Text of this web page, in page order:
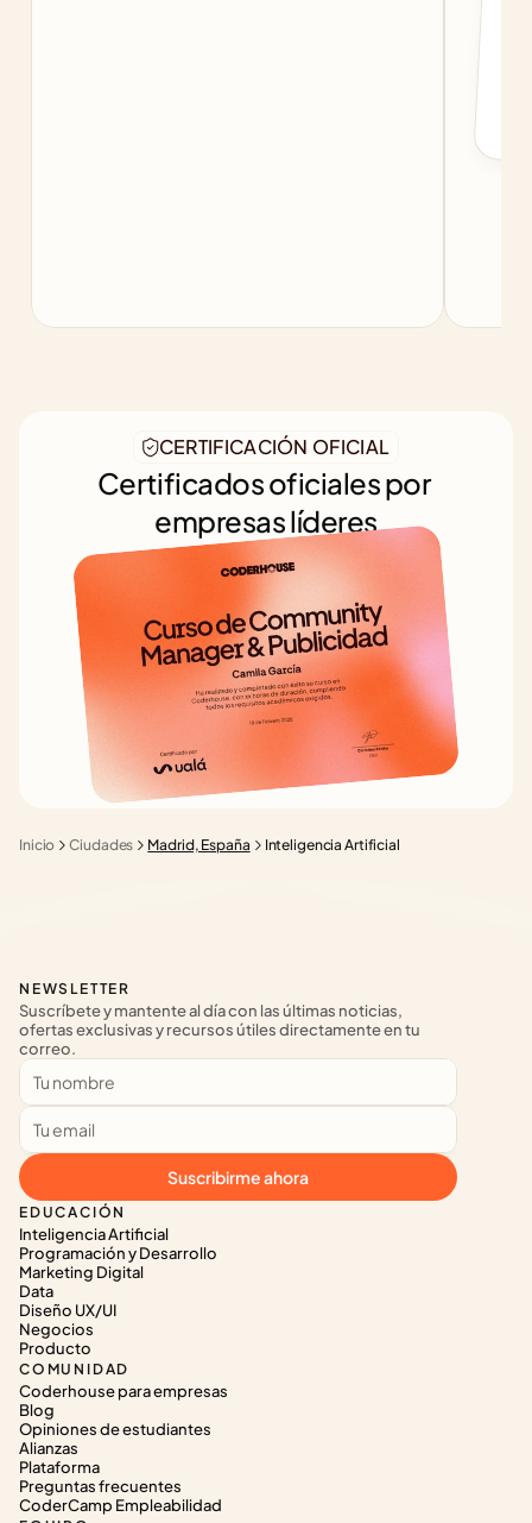
Inicio Ciudades Madrid, España Inteligencia Artificial
CERTIFICACIÓN OFICIAL
Certificados oficiales por
empresas líderes
EDUCACIÓN
Inteligencia Artificial
Programación y Desarrollo
Marketing Digital
Data
Diseño UX/UI
Negocios
Producto
COMUNIDAD
Coderhouse para empresas
Blog
Opiniones de estudiantes
Alianzas
Plataforma
Preguntas frecuentes
CoderCamp Empleabilidad
NEWSLETTER
Suscríbete y mantente al día con las últimas noticias,
ofertas exclusivas y recursos útiles directamente en tu
correo.
Suscribirme ahora